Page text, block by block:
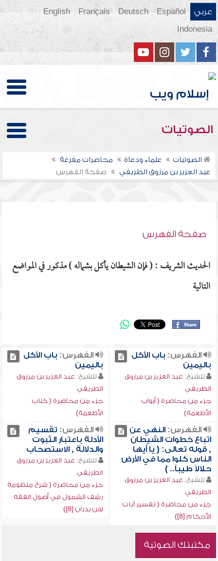
عربي Español
Deutsch
Français
English
Indonesia
الصوتيات
الصوتيات علماء ودعاة
محاضرات مفرغة
عبد العزيز بن مرزوق الطريفي
صفحة الفهرس
صفحة الفهرس
الحديث الشريف : ( فإن الشيطان يأكل بشماله ) مذكور في المواضع
التالية
الفهرس: باب الأكل
باليمين
للشيخ: عبد العزيز بن مرزوق
الطريفي
جزء من محاضرة ( أبواب
الأطعمة)
الفهرس: باب الأكل
باليمين
للشيخ: عبد العزيز بن مرزوق
الطريفي
جزء من محاضرة ( كتاب
الأطعمة)
الفهرس:النهي عن
اتباع خطوات الشيطان
, قوله تعالى: ( يا أيها
الناس كلوا مما في الأرض
حلالاً طيباً.. )
للشيخ: عبد العزيز بن مرزوق
الطريفي
جزء من محاضرة ( تفسير آيات
الأحكام [8])
الفهرس: تقسيم
الأدلة باعتبار الثبوت
والدلالة , الاستصحاب
للشيخ: عبد العزيز بن مرزوق
الطريفي
جزء من محاضرة ( شرح منظومة
رشف الشمول في أصول الفقه
لابن بدران [8])
مكتبتك الصوتية